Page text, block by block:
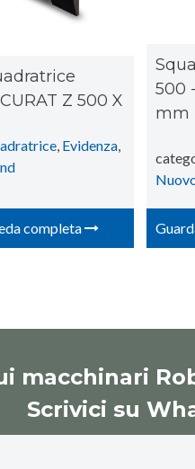
Z 500 X
, Evidenza,
completa
500
mm
macchinari
Scrivici su